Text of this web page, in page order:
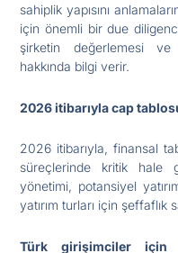
sahiplik yapısını
için önemli bir due
şirketin değerlemesi
hakkında bilgi verir.
2026 itibarıyla cap
2026 itibarıyla, finansal
süreçlerinde kritik hale
yönetimi, potansiyel
yatırım turları için şeffaflık
Türk girişimciler için